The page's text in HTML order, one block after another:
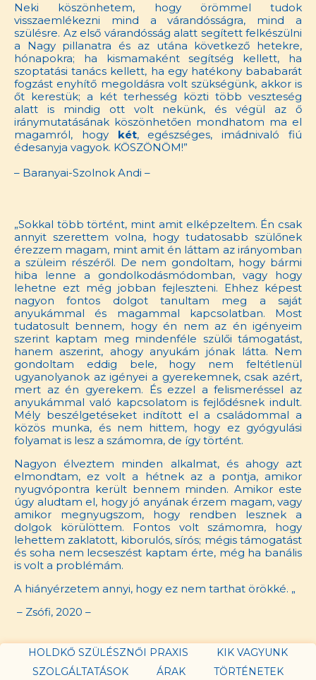
Neki köszönhetem, hogy örömmel tudok
visszaemlékezni mind a várandósságra, mind a
szülésre. Az első várandósság alatt segített felkészülni
a Nagy pillanatra és az utána következő hetekre,
hónapokra; ha kismamaként segítség kellett, ha
szoptatási tanács kellett, ha egy hatékony bababarát
fogzást enyhítő megoldásra volt szükségünk, akkor is
őt kerestük; a két terhesség közti több veszteség
alatt is mindig ott volt nekünk, és végül az ő
iránymutatásának köszönhetően mondhatom ma el
magamról, hogy két, egészséges, imádnivaló fiú
édesanyja vagyok. KÖSZÖNÖM!”
– Baranyai-Szolnok Andi –
„Sokkal több történt, mint amit elképzeltem. Én csak
annyit szerettem volna, hogy tudatosabb szülőnek
érezzem magam, mint amit én láttam az irányomban
a szüleim részéről. De nem gondoltam, hogy bármi
hiba lenne a gondolkodásmódomban, vagy hogy
lehetne ezt még jobban fejleszteni. Ehhez képest
nagyon fontos dolgot tanultam meg a saját
anyukámmal és magammal kapcsolatban. Most
tudatosult bennem, hogy én nem az én igényeim
szerint kaptam meg mindenféle szülői támogatást,
hanem aszerint, ahogy anyukám jónak látta. Nem
gondoltam eddig bele, hogy nem feltétlenül
ugyanolyanok az igényei a gyerekemnek, csak azért,
mert az én gyerekem. És ezzel a felismeréssel az
anyukámmal való kapcsolatom is fejlődésnek indult.
Mély beszélgetéseket indított el a családommal a
közös munka, és nem hittem, hogy ez gyógyulási
folyamat is lesz a számomra, de így történt.
Nagyon élveztem minden alkalmat, és ahogy azt
elmondtam, ez volt a hétnek az a pontja, amikor
nyugvópontra került bennem minden. Amikor este
úgy aludtam el, hogy jó anyának érzem magam, vagy
amikor megnyugszom, hogy rendben lesznek a
dolgok körülöttem. Fontos volt számomra, hogy
lehettem zaklatott, kiborulós, sírós; mégis támogatást
és soha nem lecseszést kaptam érte, még ha banális
is volt a problémám.
A hiányérzetem annyi, hogy ez nem tarthat örökké. „
– Zsófi, 2020 –
HOLDKŐ SZÜLÉSZNŐI PRAXIS
KIK VAGYUNK
SZOLGÁLTATÁSOK
ÁRAK TÖRTÉNETEK